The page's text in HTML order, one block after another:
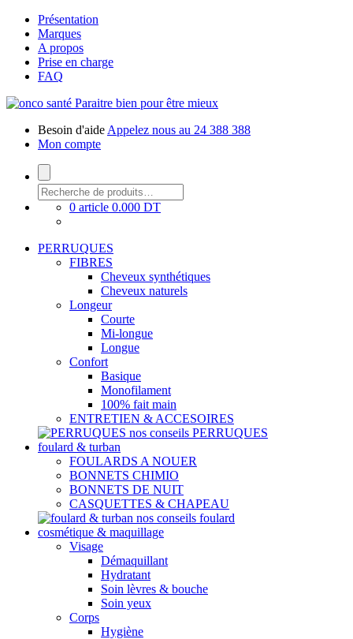
Présentation
Marques
A propos
Prise en charge
FAQ
Paraitre bien pour être mieux
Besoin d'aide Appelez nous au 24 388 388
Mon compte
0 article 0.000 DT
PERRUQUES
FIBRES
Cheveux synthétiques
Cheveux naturels
Longeur
Courte
Mi-longue
Longue
Confort
Basique
Monofilament
100% fait main
ENTRETIEN & ACCESOIRES
nos conseils PERRUQUES
foulard & turban
FOULARDS A NOUER
BONNETS CHIMIO
BONNETS DE NUIT
CASQUETTES & CHAPEAU
nos conseils foulard
cosmétique & maquillage
Visage
Démaquillant
Hydratant
Soin lèvres & bouche
Soin yeux
Corps
Hygiène